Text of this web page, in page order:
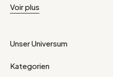
Look, der genau dem
Voir plus
Unser Universum
Kategorien